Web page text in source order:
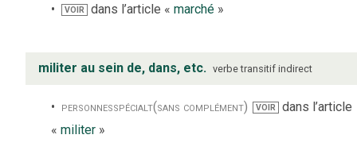
VOIR dans l’article «marché »
militer au sein de, dans, etc. verbe transitif indirect
personnesspécialt(sans complément) VOIR dans l’article
« militer »